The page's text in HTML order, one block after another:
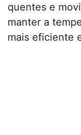
quentes e
manter a
mais eficiente